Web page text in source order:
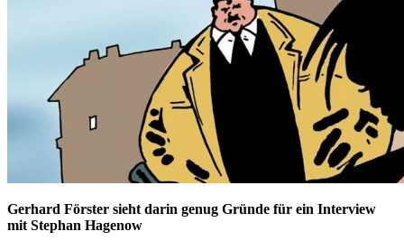
Gerhard Förster sieht darin genug Gründe für ein Interview
mit Stephan Hagenow